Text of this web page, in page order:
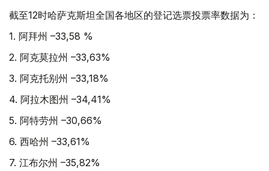
截至12时哈萨克斯坦全国各地区的登记选票投票率数据为：
1. 阿拜州 –33,58 %
2. 阿克莫拉州 –33,63%
3. 阿克托别州 –33,18%
4. 阿拉木图州 –34,41%
5. 阿特劳州 –30,66%
6. 西哈州 –33,61%
7. 江布尔州 –35,82%